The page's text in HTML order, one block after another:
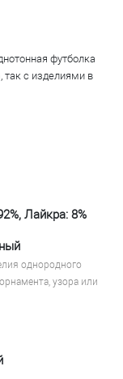
футболка
так с изделиями в
Лайкра: 8%
однородного
узора или